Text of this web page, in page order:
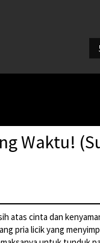
Waktu!
atas cinta dan
pria licik yang